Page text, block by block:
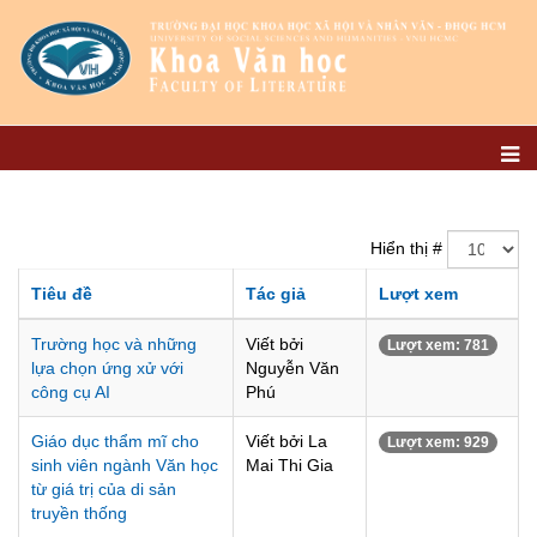
Hiển thị #
Tiêu đề Tác giả Lượt xem
Trường học và những
lựa chọn ứng xử với
công cụ AI
Viết bởi
Nguyễn Văn
Phú
Lượt xem: 781
Giáo dục thẩm mĩ cho
sinh viên ngành Văn học
từ giá trị của di sản
truyền thống
Viết bởi La
Mai Thi Gia
Lượt xem: 929